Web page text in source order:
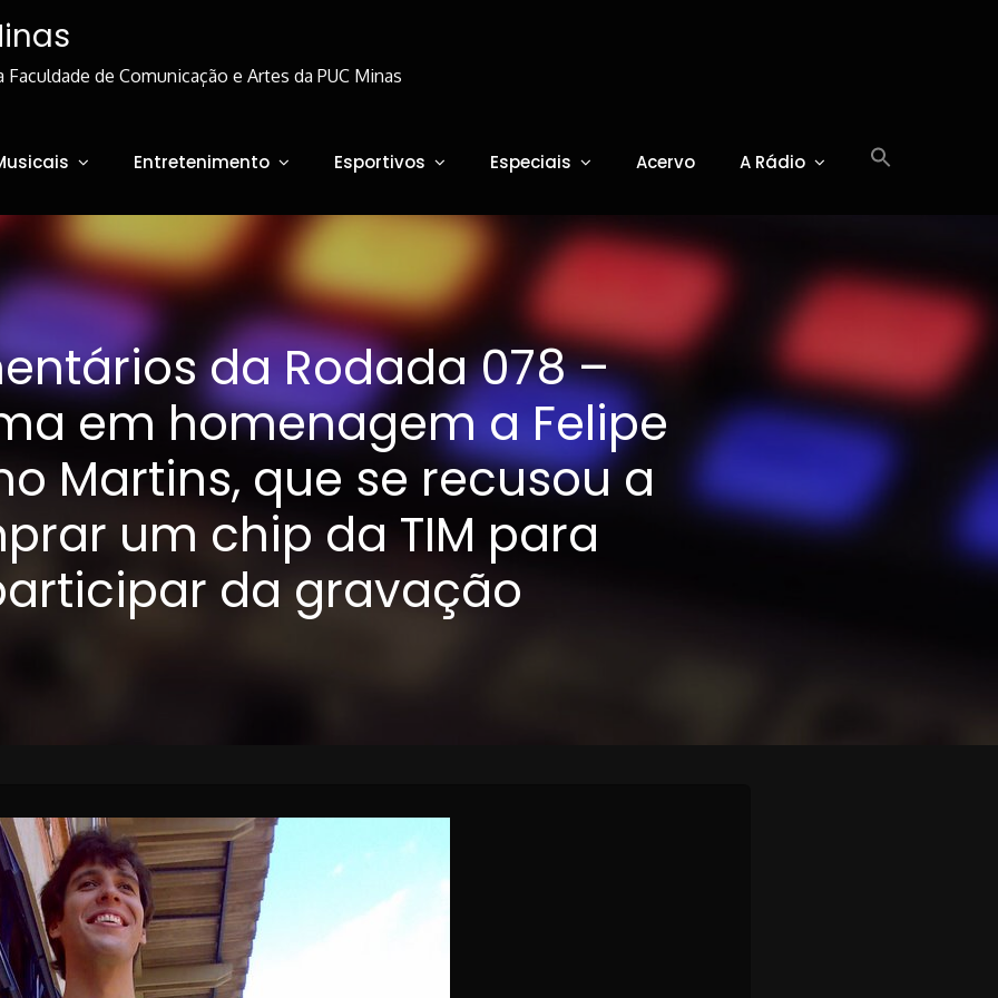
de Comunicação e Artes da PUC Minas
Entretenimento Esportivos Especiais Acervo A Rádio
da Rodada 078 –
em homenagem a Felipe
Martins, que se recusou a
um chip da TIM para
da gravação